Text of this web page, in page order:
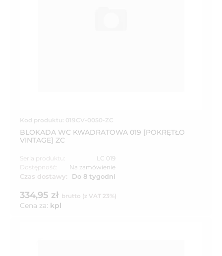
Kod produktu: 019CV-0050-ZC
BLOKADA WC KWADRATOWA 019 [POKRĘTŁO
VINTAGE] ZC
Seria produktu:
LC 019
Dostępność:
Na zamówienie
Czas dostawy: Do 8 tygodni
334,95 zł brutto (z VAT 23%)
Cena za: kpl